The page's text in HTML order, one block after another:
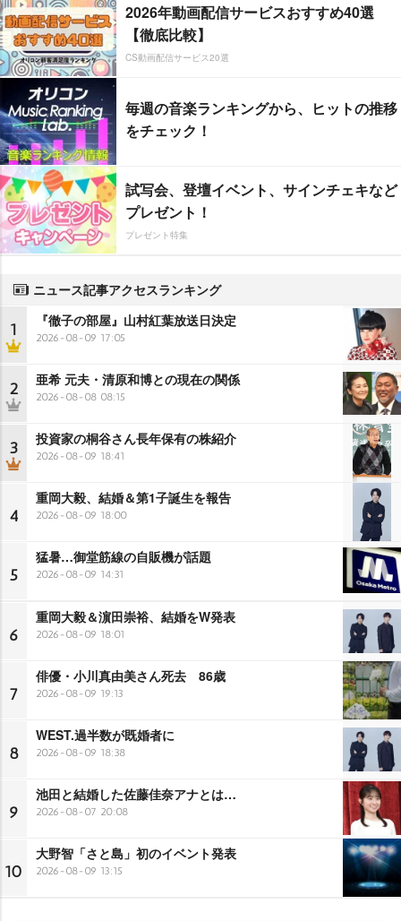
2026年動画配信サービスおすすめ40選
【徹底比較】
CS動画配信サービス20選
毎週の音楽ランキングから、ヒットの推移
をチェック！
試写会、登壇イベント、サインチェキなど
プレゼント！
プレゼント特集
ニュース記事アクセスランキング
1 『徹子の部屋』山村紅葉放送日決定
2026-08-09 17:05
2 亜希 元夫・清原和博との現在の関係
2026-08-08 08:15
3 投資家の桐谷さん長年保有の株紹介
2026-08-09 18:41
4
重岡大毅、結婚＆第1子誕生を報告
2026-08-09 18:00
5
猛暑…御堂筋線の自販機が話題
2026-08-09 14:31
6
重岡大毅＆濵田崇裕、結婚をW発表
2026-08-09 18:01
7
俳優・小川真由美さん死去 86歳
2026-08-09 19:13
8
WEST.過半数が既婚者に
2026-08-09 18:38
9
池田と結婚した佐藤佳奈アナとは…
2026-08-07 20:08
10
大野智「さと島」初のイベント発表
2026-08-09 13:15